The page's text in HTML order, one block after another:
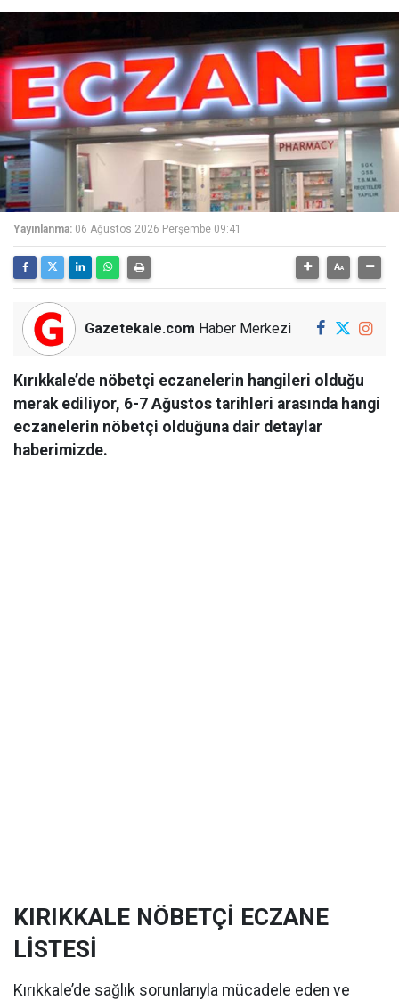
Yayınlanma: 06 Ağustos 2026 Perşembe 09:41
Gazetekale.com Haber Merkezi
Kırıkkale’de nöbetçi eczanelerin hangileri olduğu
merak ediliyor, 6-7 Ağustos tarihleri arasında hangi
eczanelerin nöbetçi olduğuna dair detaylar
haberimizde.
KIRIKKALE NÖBETÇİ ECZANE
LİSTESİ
Kırıkkale’de sağlık sorunlarıyla mücadele eden ve